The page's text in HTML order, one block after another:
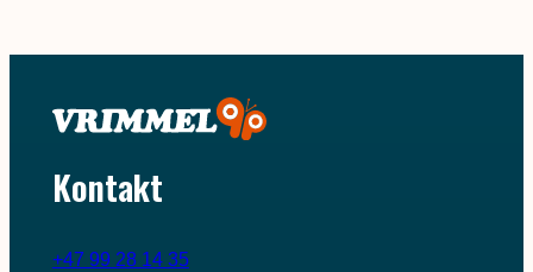
Kontakt
+47 99 28 14 35